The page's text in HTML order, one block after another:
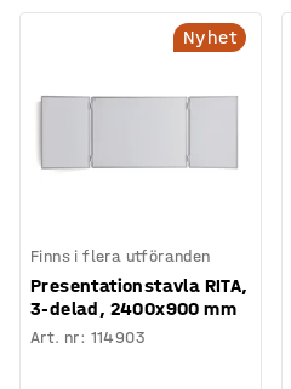
Nyhet
Finns i flera utföranden
Presentationstavla RITA,
3-delad, 2400x900 mm
Art. nr: 114903